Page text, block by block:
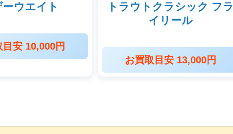
ーウエイト
目安 10,000円
トラウトクラシック フラ
イリール
お買取目安 13,000円